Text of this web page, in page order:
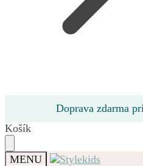
navigáciu
obsah
Košík
MENU
Doprava zdarma